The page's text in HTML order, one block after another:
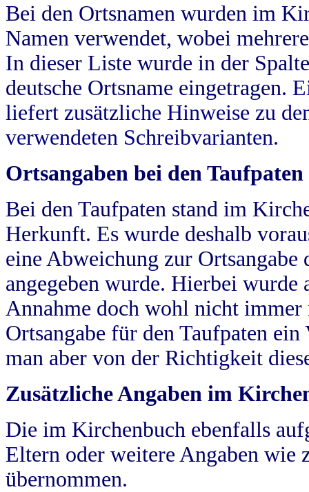
Bei den Ortsnamen wurden im
Namen verwendet, wobei
In dieser Liste wurde in der
deutsche Ortsname eingetragen.
liefert zusätzliche Hinweise zu
verwendeten Schreibvarianten.
Ortsangaben bei den Taufpaten
Bei den Taufpaten stand im
Herkunft. Es wurde deshalb
eine Abweichung zur
angegeben wurde. Hierbei wurde
Annahme doch wohl nicht
Ortsangabe für den Taufpaten
man aber von der Richtigkeit
Zusätzliche Angaben im
Die im Kirchenbuch ebenfalls
Eltern oder weitere Angaben wie
übernommen.